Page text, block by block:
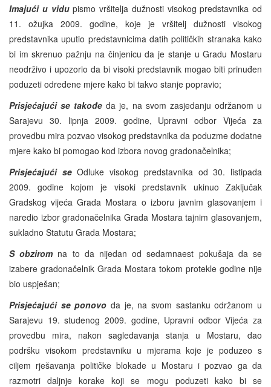
Imajući u vidupismo vršitelja dužnosti visokog predstavnika od
11. ožujka 2009. godine, koje je vršitelj dužnosti visokog
predstavnika uputio predstavnicima datih političkih stranaka kako
bi im skrenuo pažnju na činjenicu da je stanje u Gradu Mostaru
neodrživo i upozorio da bi visoki predstavnik mogao biti prinuđen
poduzeti određene mjere kako bi takvo stanje popravio;
Prisjećajući se takođeda je, na svom zasjedanju održanom u
Sarajevu 30. lipnja 2009. godine, Upravni odbor Vijeća za
provedbu mira pozvao visokog predstavnika da poduzme dodatne
mjere kako bi pomogao kod izbora novog gradonačelnika;
Prisjećajući seOdluke visokog predstavnika od 30. listipada
2009. godine kojom je visoki predstavnik ukinuo Zaključak
Gradskog vijeća Grada Mostara o izboru javnim glasovanjem i
naredio izbor gradonačelnika Grada Mostara tajnim glasovanjem,
sukladno Statutu Grada Mostara;
S obzirom na to da nijedan od sedamnaest pokušaja da se
izabere gradonačelnik Grada Mostara tokom protekle godine nije
bio uspješan;
Prisjećajući se ponovo da je, na svom sastanku održanom u
Sarajevu 19. studenog 2009. godine, Upravni odbor Vijeća za
provedbu mira, nakon sagledavanja stanja u Mostaru, dao
podršku visokom predstavniku u mjerama koje je poduzeo s
ciljem rješavanja političke blokade u Mostaru i pozvao ga da
razmotri daljnje korake koji se mogu poduzeti kako bi se